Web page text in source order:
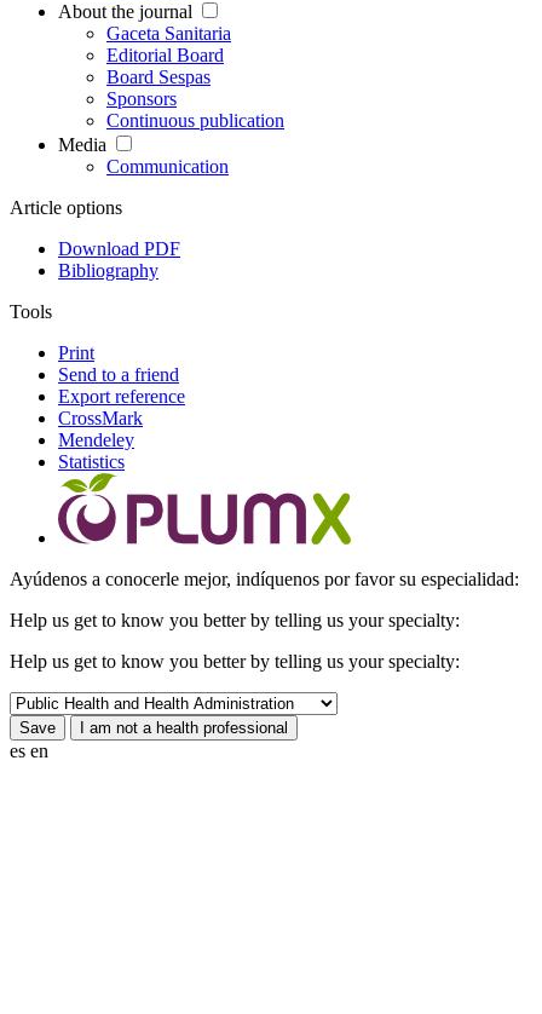
About the journal
Gaceta Sanitaria
Editorial Board
Board Sespas
Sponsors
Continuous publication
Media
Communication
Article options
Download PDF
Bibliography
Tools
Print
Send to a friend
Export reference
CrossMark
Mendeley
Statistics
Ayúdenos a conocerle mejor, indíquenos por favor su especialidad:
Help us get to know you better by telling us your specialty:
Help us get to know you better by telling us your specialty:
es en